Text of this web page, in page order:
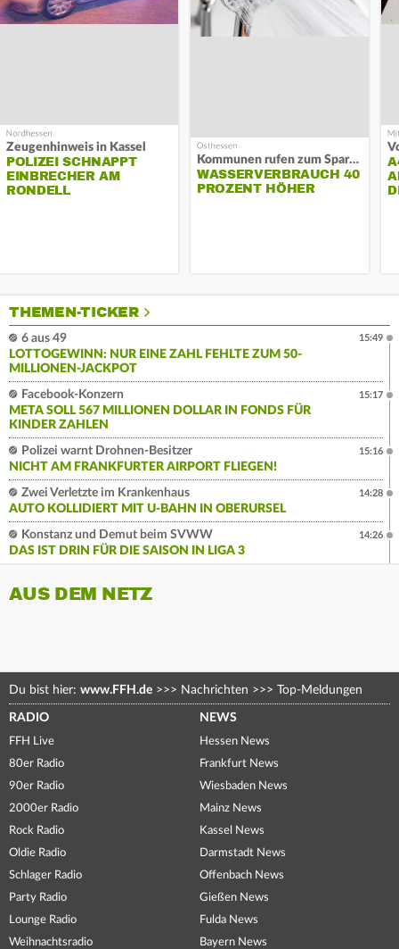
Zeugenhinweis in Kassel
POLIZEI SCHNAPPT
EINBRECHER AM
RONDELL
Kommunen rufen zum Sparen auf
WASSERVERBRAUCH 40
PROZENT HÖHER
THEMEN-TICKER
6 aus 49
LOTTOGEWINN: NUR EINE ZAHL FEHLTE ZUM 50-
MILLIONEN-JACKPOT
15:49
Facebook-Konzern
META SOLL 567 MILLIONEN DOLLAR IN FONDS FÜR
KINDER ZAHLEN
15:17
Polizei warnt Drohnen-Besitzer
NICHT AM FRANKFURTER AIRPORT FLIEGEN!
15:16
Zwei Verletzte im Krankenhaus
AUTO KOLLIDIERT MIT U-BAHN IN OBERURSEL
14:28
Konstanz und Demut beim SVWW
DAS IST DRIN FÜR DIE SAISON IN LIGA 3
14:26
AUS DEM NETZ
Du bist hier: www.FFH.de >>> Nachrichten >>> Top-Meldungen
RADIO
FFH Live
80er Radio
90er Radio
2000er Radio
Rock Radio
Oldie Radio
Schlager Radio
Party Radio
Lounge Radio
Weihnachtsradio
NEWS
Hessen News
Frankfurt News
Wiesbaden News
Mainz News
Kassel News
Darmstadt News
Offenbach News
Gießen News
Fulda News
Bayern News